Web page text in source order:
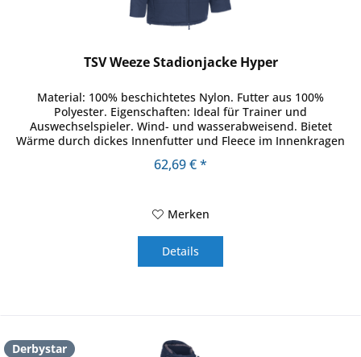
TSV Weeze Stadionjacke Hyper
Material: 100% beschichtetes Nylon. Futter aus 100%
Polyester. Eigenschaften: Ideal für Trainer und
Auswechselspieler. Wind- und wasserabweisend. Bietet
Wärme durch dickes Innenfutter und Fleece im Innenkragen
62,69 € *
Merken
Details
Derbystar